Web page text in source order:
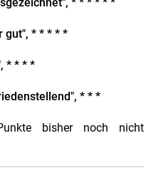
gut", * * * * *
* * * *
* * *
bisher noch nicht